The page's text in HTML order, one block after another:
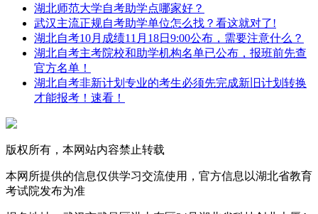
湖北师范大学自考助学点哪家好？
武汉主流正规自考助学单位怎么找？看这就对了!
湖北自考10月成绩11月18日9:00公布，需要注意什么？
湖北自考主考院校和助学机构名单已公布，报班前先查
官方名单！
湖北自考非新计划专业的考生必须先完成新旧计划转换
才能报考！速看！
版权所有，本网站内容禁止转载
本网所提供的信息仅供学习交流使用，官方信息以湖北省教育
考试院发布为准